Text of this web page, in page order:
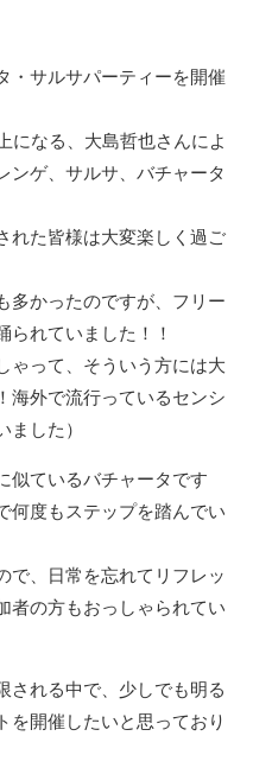
・サルサパーティーを開催
になる、大島哲也さんによ
ンゲ、サルサ、バチャータ
れた皆様は大変楽しく過ご
多かったのですが、フリー
られていました！！
ゃって、そういう方には大
海外で流行っているセンシ
ました）
似ているバチャータです
何度もステップを踏んでい
で、日常を忘れてリフレッ
者の方もおっしゃられてい
される中で、少しでも明る
を開催したいと思っており